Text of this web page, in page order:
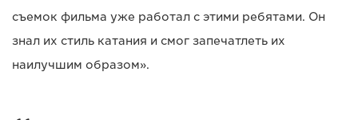
съемок фильма уже работал с этими ребятами. Он
знал их стиль катания и смог запечатлеть их
наилучшим образом».